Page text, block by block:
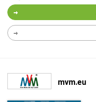
mvm.eu